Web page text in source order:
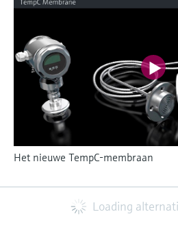
Het nieuwe TempC-membraan
Loading